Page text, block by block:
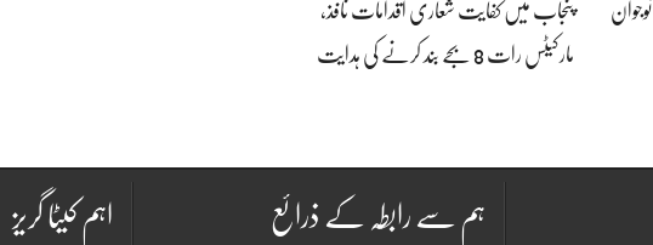
لیبیا کشتی حادثہ: منڈی بہاؤالدین کے 6 نوجوان پنجاب میں کفایت شعاری اقدامات نافذ،
مارکیٹس رات 8 بجے بند کرنے کی ہدایت
اہم کیٹا گریز ہم سے رابطہ کے ذرائع